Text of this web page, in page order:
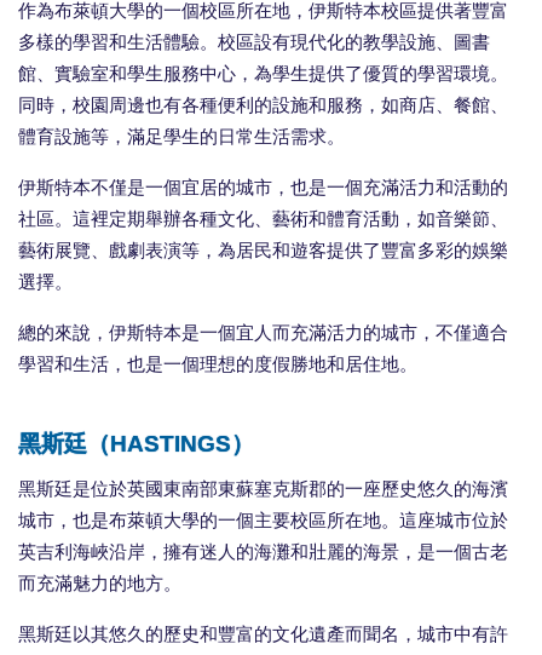
作為布萊頓大學的一個校區所在地，伊斯特本校區提供著豐富
多樣的學習和生活體驗。校區設有現代化的教學設施、圖書
館、實驗室和學生服務中心，為學生提供了優質的學習環境。
同時，校園周邊也有各種便利的設施和服務，如商店、餐館、
體育設施等，滿足學生的日常生活需求。
伊斯特本不僅是一個宜居的城市，也是一個充滿活力和活動的
社區。這裡定期舉辦各種文化、藝術和體育活動，如音樂節、
藝術展覽、戲劇表演等，為居民和遊客提供了豐富多彩的娛樂
選擇。
總的來說，伊斯特本是一個宜人而充滿活力的城市，不僅適合
學習和生活，也是一個理想的度假勝地和居住地。
黑斯廷（HASTINGS）
黑斯廷是位於英國東南部東蘇塞克斯郡的一座歷史悠久的海濱
城市，也是布萊頓大學的一個主要校區所在地。這座城市位於
英吉利海峽沿岸，擁有迷人的海灘和壯麗的海景，是一個古老
而充滿魅力的地方。
黑斯廷以其悠久的歷史和豐富的文化遺產而聞名，城市中有許